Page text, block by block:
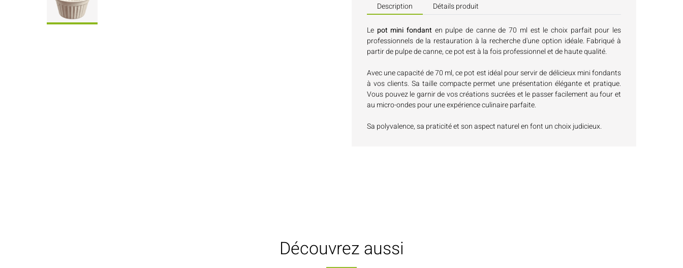
Description Détails produit
Le pot mini fondant en pulpe de canne de 70 ml est le choix parfait pour les
professionnels de la restauration à la recherche d'une option idéale. Fabriqué à
partir de pulpe de canne, ce pot est à la fois professionnel et de haute qualité.
Avec une capacité de 70 ml, ce pot est idéal pour servir de délicieux mini fondants
à vos clients. Sa taille compacte permet une présentation élégante et pratique.
Vous pouvez le garnir de vos créations sucrées et le passer facilement au four et
au micro-ondes pour une expérience culinaire parfaite.
Sa polyvalence, sa praticité et son aspect naturel en font un choix judicieux.
Découvrez aussi